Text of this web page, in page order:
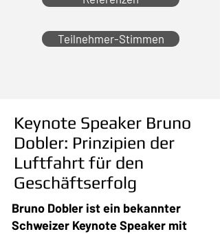
Teilnehmer-Stimmen
Keynote Speaker Bruno
Dobler: Prinzipien der
Luftfahrt für den
Geschäftserfolg
Bruno Dobler ist ein bekannter
Schweizer Keynote Speaker mit